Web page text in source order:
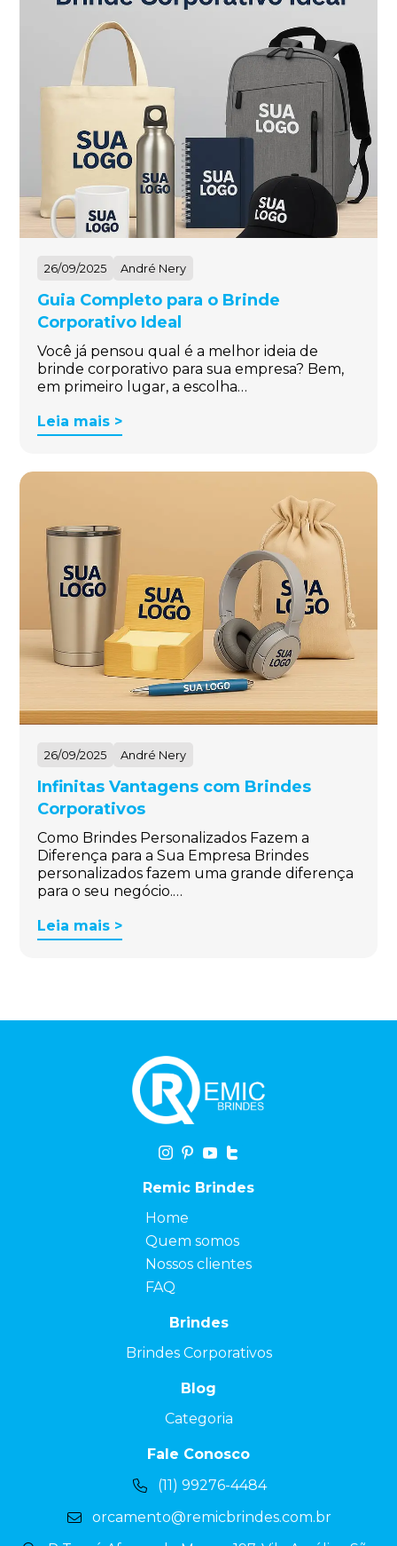
26/09/2025 André Nery
Guia Completo para o Brinde
Corporativo Ideal
Você já pensou qual é a melhor ideia de
brinde corporativo para sua empresa? Bem,
em primeiro lugar, a escolha…
Leia mais >
26/09/2025 André Nery
Infinitas Vantagens com Brindes
Corporativos
Como Brindes Personalizados Fazem a
Diferença para a Sua Empresa Brindes
personalizados fazem uma grande diferença
para o seu negócio.…
Leia mais >
Remic Brindes
Home
Quem somos
Nossos clientes
FAQ
Brindes
Brindes Corporativos
Blog
Categoria
Fale Conosco
(11) 99276-4484
orcamento@remicbrindes.com.br